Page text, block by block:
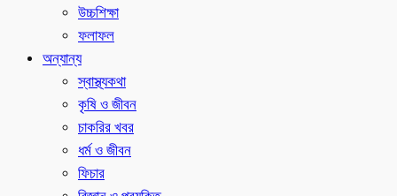
উচ্চশিক্ষা
ফলাফল
অন্যান্য
স্বাস্থ্যকথা
কৃষি ও জীবন
চাকরির খবর
ধর্ম ও জীবন
ফিচার